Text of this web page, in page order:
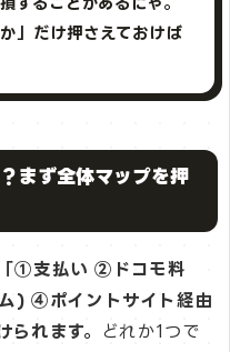
」だけ押さえておけば
まず全体マップを押
①支払い ②ドコモ料
) ④ポイントサイト経由
れます。
どれか1つで